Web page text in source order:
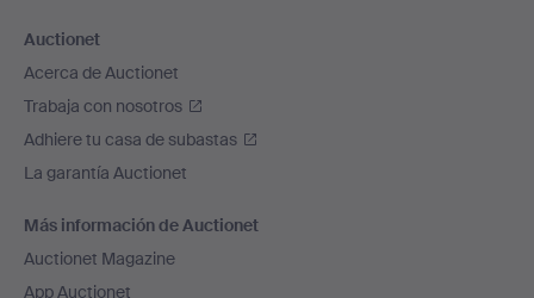
Auctionet
Acerca de Auctionet
Trabaja con nosotros
Adhiere tu casa de subastas
La garantía Auctionet
Más información de Auctionet
Auctionet Magazine
App Auctionet